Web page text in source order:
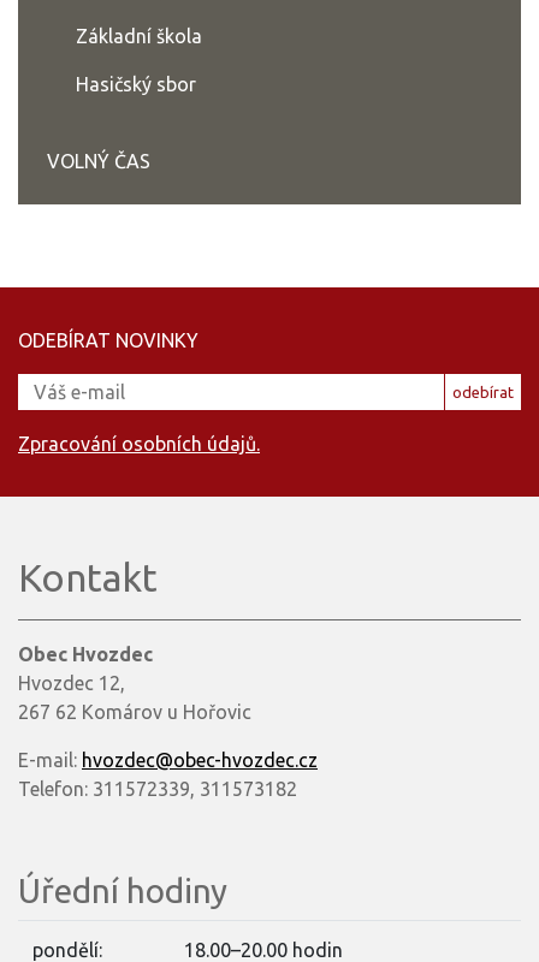
Základní škola
Hasičský sbor
VOLNÝ ČAS
ODEBÍRAT NOVINKY
odebírat
Zpracování osobních údajů.
Kontakt
Obec Hvozdec
Hvozdec 12,
267 62 Komárov u Hořovic
E-mail: hvozdec@obec-hvozdec.cz
Telefon: 311572339, 311573182
Úřední hodiny
pondělí: 18.00–20.00 hodin